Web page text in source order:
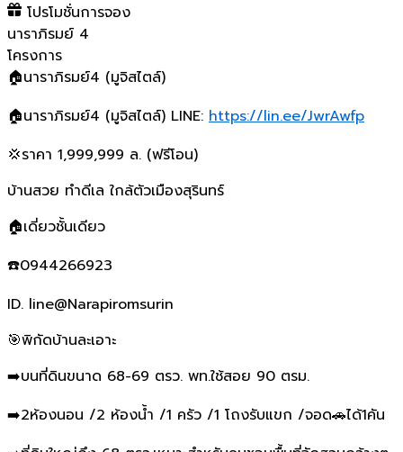
โปรโมชั่นการจอง
นาราภิรมย์ 4
โครงการ
🏠นาราภิรมย์4 (มูจิสไตล์)
🏠นาราภิรมย์4 (มูจิสไตล์) LINE: https://lin.ee/JwrAwfp
💢ราคา 1,999,999 ล. (ฟรีโอน)
บ้านสวย ทำดีเล ใกล้ตัวเมืองสุรินทร์
🏠เดี่ยวชั้นเดียว
☎️0944266923
ID. line@Narapiromsurin
🎯พิกัดบ้านละเอาะ
➡️บนที่ดินขนาด 68-69 ตรว. พท.ใช้สอย 90 ตรม.
➡️2ห้องนอน /2 ห้องน้ำ /1 ครัว /1 โถงรับแขก /จอด🚗ได้1คัน